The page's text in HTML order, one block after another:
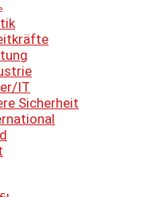
IT
Sicherheit